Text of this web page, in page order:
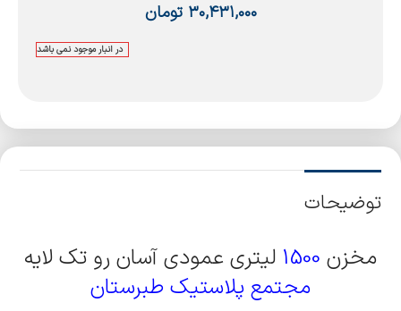
۳۰,۴۳۱,۰۰۰ تومان
در انبار موجود نمی باشد
توضیحات
مخزن 1500 لیتری عمودی آسان رو تک لایه
مجتمع پلاستیک طبرستان